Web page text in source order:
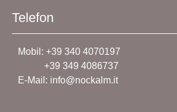
Telefon
Mobil: +39 340 4070197
+39 349 4086737
E-Mail: info@nockalm.it